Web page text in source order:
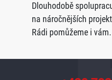
Dlouhodobě
na náročnějších
Rádi pomůžeme i vám.